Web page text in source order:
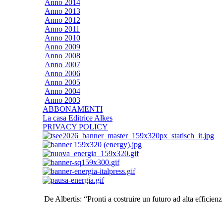
Anno 2014
Anno 2013
Anno 2012
Anno 2011
Anno 2010
Anno 2009
Anno 2008
Anno 2007
Anno 2006
Anno 2005
Anno 2004
Anno 2003
ABBONAMENTI
La casa Editrice Alkes
PRIVACY POLICY
De Albertis: “Pronti a costruire un futuro ad alta